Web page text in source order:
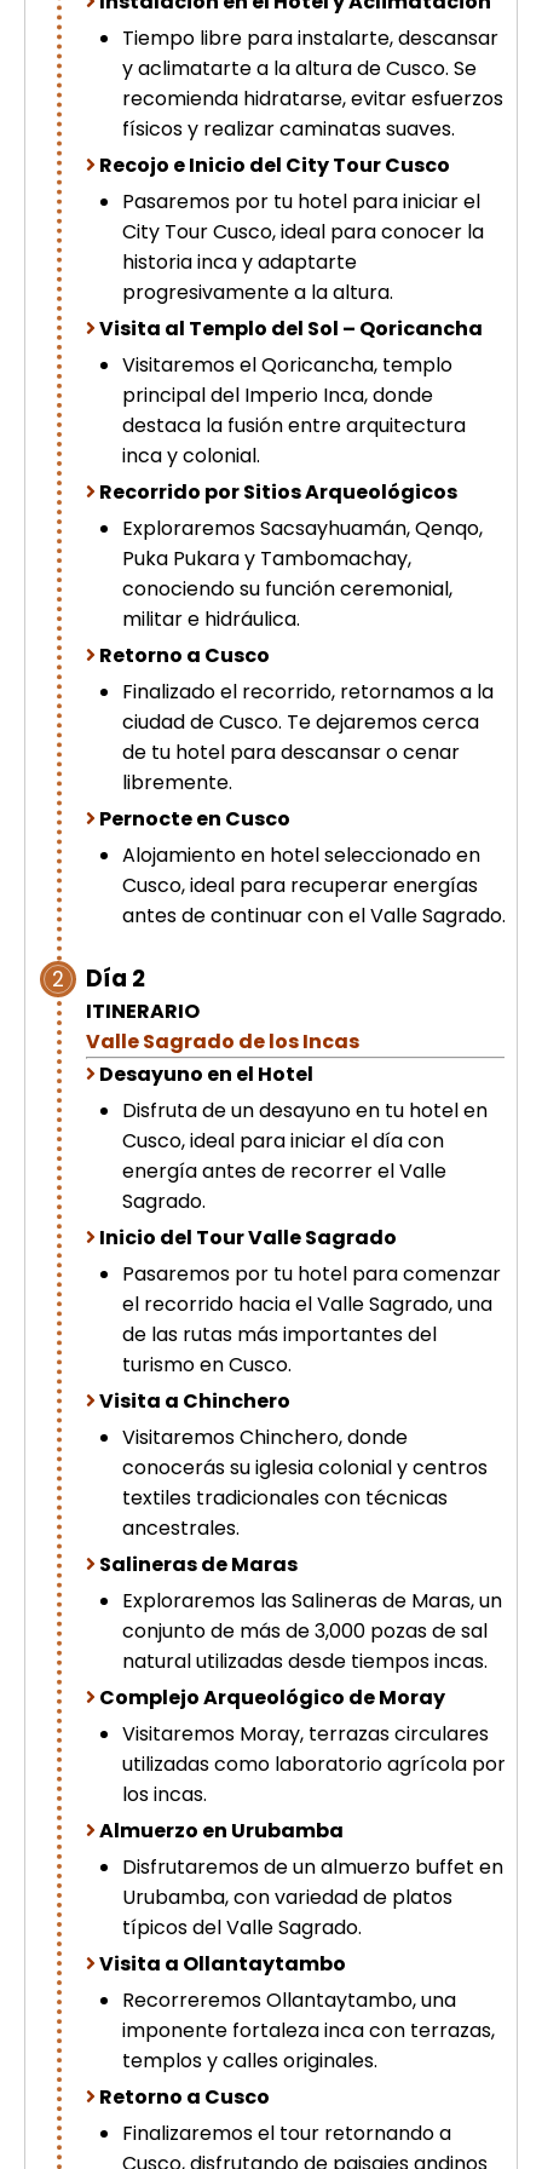
Tour de lujo Cusco 8 dias
Machupicchu + Hotel 4*
Tour Tiahuanaco desde Puno 1 día-
Puerta del Sol & Bolivia
Tour Uros Taquile 1 día | Salidas
desde Puno
Tiempo libre para instalarte, descansar
y aclimatarte a la altura de Cusco. Se
recomienda hidratarse, evitar esfuerzos
físicos y realizar caminatas suaves.
Recojo e Inicio del City Tour Cusco
Pasaremos por tu hotel para iniciar el
City Tour Cusco, ideal para conocer la
historia inca y adaptarte
progresivamente a la altura.
Visita al Templo del Sol – Qoricancha
Visitaremos el Qoricancha, templo
principal del Imperio Inca, donde
destaca la fusión entre arquitectura
inca y colonial.
Recorrido por Sitios Arqueológicos
Exploraremos Sacsayhuamán, Qenqo,
Puka Pukara y Tambomachay,
conociendo su función ceremonial,
militar e hidráulica.
Retorno a Cusco
Finalizado el recorrido, retornamos a la
ciudad de Cusco. Te dejaremos cerca
de tu hotel para descansar o cenar
libremente.
Pernocte en Cusco
Alojamiento en hotel seleccionado en
Cusco, ideal para recuperar energías
antes de continuar con el Valle Sagrado.
2 Día 2
ITINERARIO
Valle Sagrado de los Incas
Desayuno en el Hotel
Disfruta de un desayuno en tu hotel en
Cusco, ideal para iniciar el día con
energía antes de recorrer el Valle
Sagrado.
Inicio del Tour Valle Sagrado
Pasaremos por tu hotel para comenzar
el recorrido hacia el Valle Sagrado, una
de las rutas más importantes del
turismo en Cusco.
Visita a Chinchero
Visitaremos Chinchero, donde
conocerás su iglesia colonial y centros
textiles tradicionales con técnicas
ancestrales.
Salineras de Maras
Exploraremos las Salineras de Maras, un
conjunto de más de 3,000 pozas de sal
natural utilizadas desde tiempos incas.
Complejo Arqueológico de Moray
Visitaremos Moray, terrazas circulares
utilizadas como laboratorio agrícola por
los incas.
Almuerzo en Urubamba
Disfrutaremos de un almuerzo buffet en
Urubamba, con variedad de platos
típicos del Valle Sagrado.
Visita a Ollantaytambo
Recorreremos Ollantaytambo, una
imponente fortaleza inca con terrazas,
templos y calles originales.
Retorno a Cusco
Finalizaremos el tour retornando a